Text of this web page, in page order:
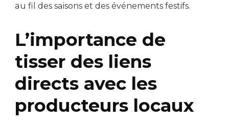
au fil des saisons et des événements festifs.
L’importance de
tisser des liens
directs avec les
producteurs locaux